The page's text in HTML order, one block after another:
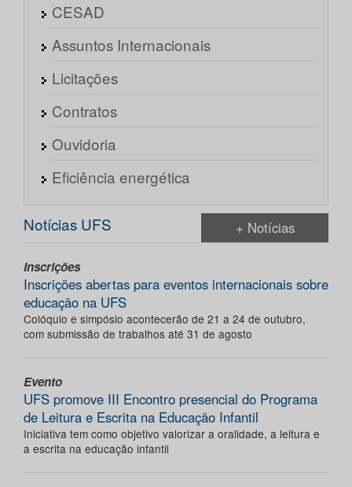
CESAD
Assuntos Internacionais
Licitações
Contratos
Ouvidoria
Eficiência energética
Notícias UFS + Notícias
Inscrições
Inscrições abertas para eventos internacionais sobre
educação na UFS
Colóquio e simpósio acontecerão de 21 a 24 de outubro,
com submissão de trabalhos até 31 de agosto
Evento
UFS promove III Encontro presencial do Programa
de Leitura e Escrita na Educação Infantil
Iniciativa tem como objetivo valorizar a oralidade, a leitura e
a escrita na educação infantil